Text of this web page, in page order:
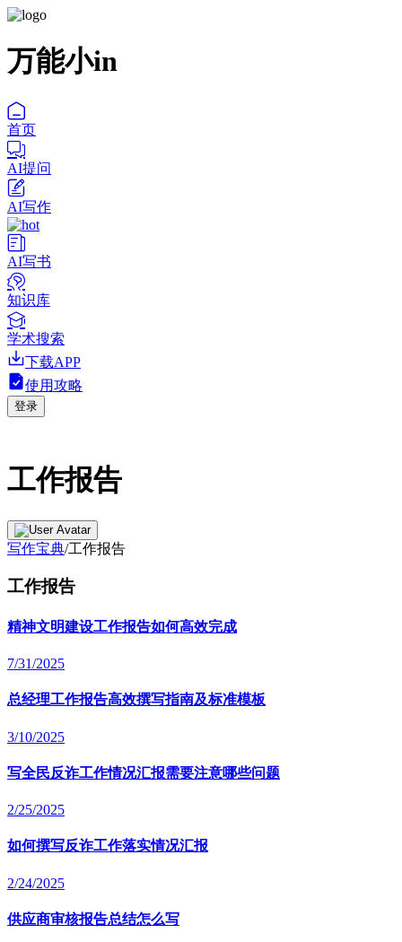
万能小in
首页
AI提问
AI写作
AI写书
知识库
学术搜索
下载APP
使用攻略
登录
工作报告
写作宝典/工作报告
工作报告
精神文明建设工作报告如何高效完成
7/31/2025
总经理工作报告高效撰写指南及标准模板
3/10/2025
写全民反诈工作情况汇报需要注意哪些问题
2/25/2025
如何撰写反诈工作落实情况汇报
2/24/2025
供应商审核报告总结怎么写